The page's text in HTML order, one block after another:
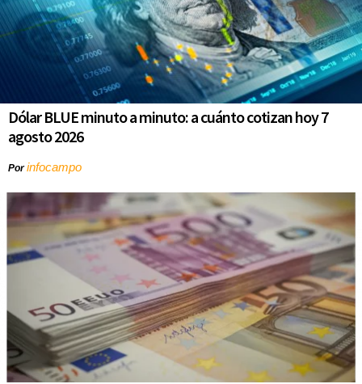
Dólar BLUE minuto a minuto: a cuánto cotizan hoy 7
agosto 2026
Porinfocampo